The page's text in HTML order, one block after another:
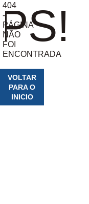
404
-
PÁGINA
NÃO
FOI
ENCONTRADA
VOLTAR
PARA O
INICIO